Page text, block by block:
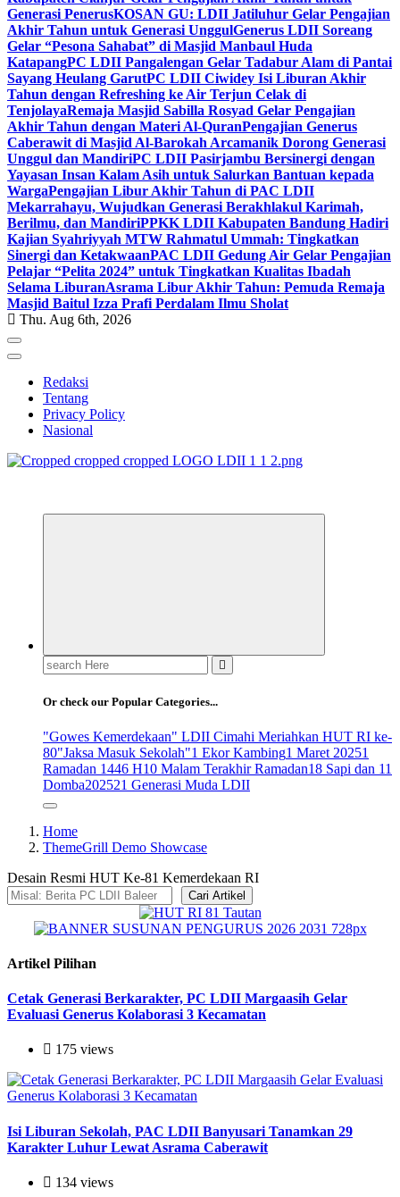
Generasi PenerusKOSAN GU: LDII Jatiluhur Gelar Pengajian
Akhir Tahun untuk Generasi UnggulGenerus LDII Soreang
Gelar “Pesona Sahabat” di Masjid Manbaul Huda
KatapangPC LDII Pangalengan Gelar Tadabur Alam di Pantai
Sayang Heulang GarutPC LDII Ciwidey Isi Liburan Akhir
Tahun dengan Refreshing ke Air Terjun Celak di
TenjolayaRemaja Masjid Sabilla Rosyad Gelar Pengajian
Akhir Tahun dengan Materi Al-QuranPengajian Generus
Caberawit di Masjid Al-Barokah Arcamanik Dorong Generasi
Unggul dan MandiriPC LDII Pasirjambu Bersinergi dengan
Yayasan Insan Kalam Asih untuk Salurkan Bantuan kepada
WargaPengajian Libur Akhir Tahun di PAC LDII
Mekarrahayu, Wujudkan Generasi Berakhlakul Karimah,
Berilmu, dan MandiriPPKK LDII Kabupaten Bandung Hadiri
Kajian Syahriyyah MTW Rahmatul Ummah: Tingkatkan
Sinergi dan KetakwaanPAC LDII Gedung Air Gelar Pengajian
Pelajar “Pelita 2024” untuk Tingkatkan Kualitas Ibadah
Selama LiburanAsrama Libur Akhir Tahun: Pemuda Remaja
Masjid Baitul Izza Prafi Perdalam Ilmu Sholat
Thu. Aug 6th, 2026
Redaksi
Tentang
Privacy Policy
Nasional
Search
for:
Or check our Popular Categories...
"Gowes Kemerdekaan" LDII Cimahi Meriahkan HUT RI ke-
80"Jaksa Masuk Sekolah"1 Ekor Kambing1 Maret 20251
Ramadan 1446 H10 Malam Terakhir Ramadan18 Sapi dan 11
Domba202521 Generasi Muda LDII
Home
ThemeGrill Demo Showcase
Desain Resmi HUT Ke-81 Kemerdekaan RI
Cari Artikel
Artikel Pilihan
Cetak Generasi Berkarakter, PC LDII Margaasih Gelar
Evaluasi Generus Kolaborasi 3 Kecamatan
175 views
Isi Liburan Sekolah, PAC LDII Banyusari Tanamkan 29
Karakter Luhur Lewat Asrama Caberawit
134 views